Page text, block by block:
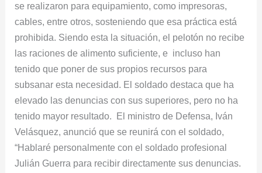
se realizaron para equipamiento, como impresoras,
cables, entre otros, sosteniendo que esa práctica está
prohibida. Siendo esta la situación, el pelotón no recibe
las raciones de alimento suficiente, e incluso han
tenido que poner de sus propios recursos para
subsanar esta necesidad. El soldado destaca que ha
elevado las denuncias con sus superiores, pero no ha
tenido mayor resultado. El ministro de Defensa, Iván
Velásquez, anunció que se reunirá con el soldado,
“Hablaré personalmente con el soldado profesional
Julián Guerra para recibir directamente sus denuncias.